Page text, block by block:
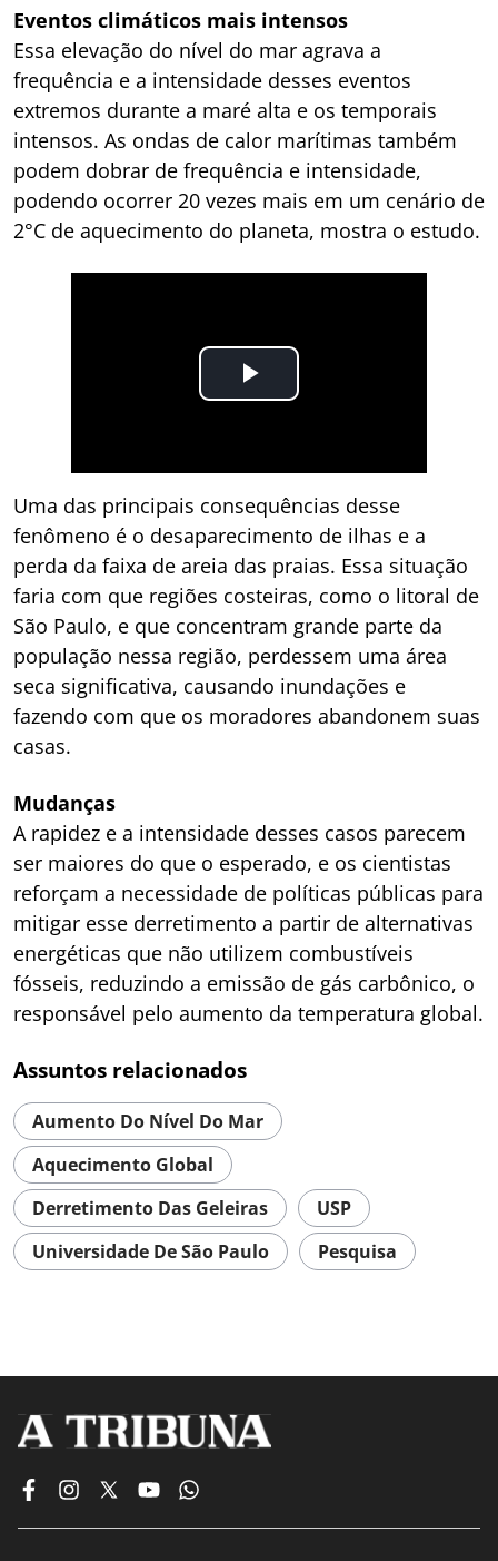
Eventos climáticos mais intensos
Essa elevação do nível do mar agrava a
frequência e a intensidade desses eventos
extremos durante a maré alta e os temporais
intensos. As ondas de calor marítimas também
podem dobrar de frequência e intensidade,
podendo ocorrer 20 vezes mais em um cenário de
2°C de aquecimento do planeta, mostra o estudo.
Uma das principais consequências desse
fenômeno é o desaparecimento de ilhas e a
perda da faixa de areia das praias. Essa situação
faria com que regiões costeiras, como o litoral de
São Paulo, e que concentram grande parte da
população nessa região, perdessem uma área
seca significativa, causando inundações e
fazendo com que os moradores abandonem suas
casas.
Mudanças
A rapidez e a intensidade desses casos parecem
ser maiores do que o esperado, e os cientistas
reforçam a necessidade de políticas públicas para
mitigar esse derretimento a partir de alternativas
energéticas que não utilizem combustíveis
fósseis, reduzindo a emissão de gás carbônico, o
responsável pelo aumento da temperatura global.
Assuntos relacionados
Aumento Do Nível Do Mar
Aquecimento Global
Derretimento Das Geleiras
USP
Universidade De São Paulo
Pesquisa